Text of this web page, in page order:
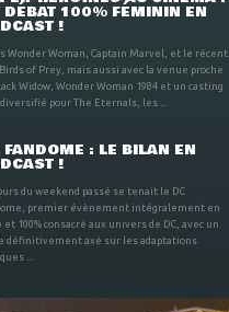
DÉBAT 100% FÉMININ EN
!
Wonder Woman, Captain Marvel, et le récent
of Prey, mais aussi avec la venue proche
Widow, Wonder Woman 1984 et un casting
pour The Eternals, les ...
FANDOME : LE BILAN EN
!
du weekend passé se tenait le DC
premier évènement intégralement en
et 100% consacré aux univers de DC, avec un
définitivement axé sur les adaptations
...